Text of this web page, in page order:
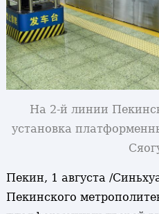
На 2-й линии
установка
Пекин, 1 августа /
Пекинского